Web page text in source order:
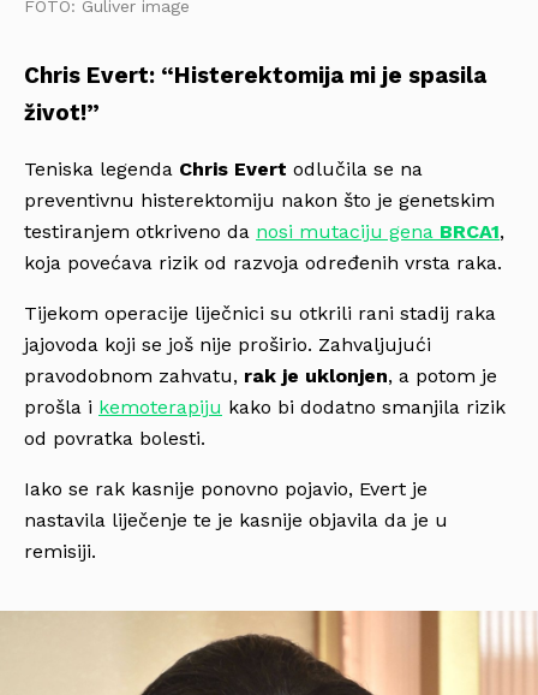
FOTO: Guliver image
Chris Evert: “Histerektomija mi je spasila
život!”
Teniska legenda Chris Evert odlučila se na
preventivnu histerektomiju nakon što je genetskim
testiranjem otkriveno da nosi mutaciju gena BRCA1,
koja povećava rizik od razvoja određenih vrsta raka.
Tijekom operacije liječnici su otkrili rani stadij raka
jajovoda koji se još nije proširio. Zahvaljujući
pravodobnom zahvatu, rak je uklonjen, a potom je
prošla i kemoterapiju kako bi dodatno smanjila rizik
od povratka bolesti.
Iako se rak kasnije ponovno pojavio, Evert je
nastavila liječenje te je kasnije objavila da je u
remisiji.